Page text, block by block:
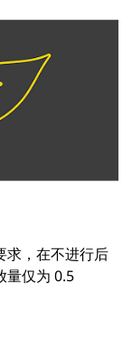
求，在不进行后
量仅为 0.5